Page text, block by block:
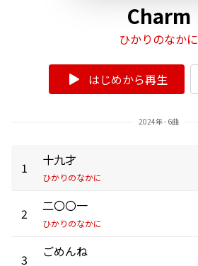
Charm
ひかりのなかに
はじめから再生
2024年 - 6曲
1 十九才
ひかりのなかに
2 二〇〇一
ひかりのなかに
3 ごめんね